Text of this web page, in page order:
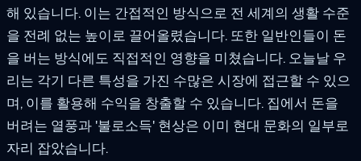
해 있습니다. 이는 간접적인 방식으로 전 세계의 생활 수준
을 전례 없는 높이로 끌어올렸습니다. 또한 일반인들이 돈
을 버는 방식에도 직접적인 영향을 미쳤습니다. 오늘날 우
리는 각기 다른 특성을 가진 수많은 시장에 접근할 수 있으
며, 이를 활용해 수익을 창출할 수 있습니다. 집에서 돈을
버려는 열풍과 '불로소득' 현상은 이미 현대 문화의 일부로
자리 잡았습니다.